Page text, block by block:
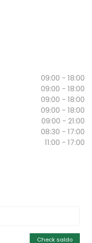
09:00 - 18:00
09:00 - 18:00
09:00 - 18:00
09:00 - 18:00
09:00 - 21:00
08:30 - 17:00
11:00 - 17:00
Check saldo